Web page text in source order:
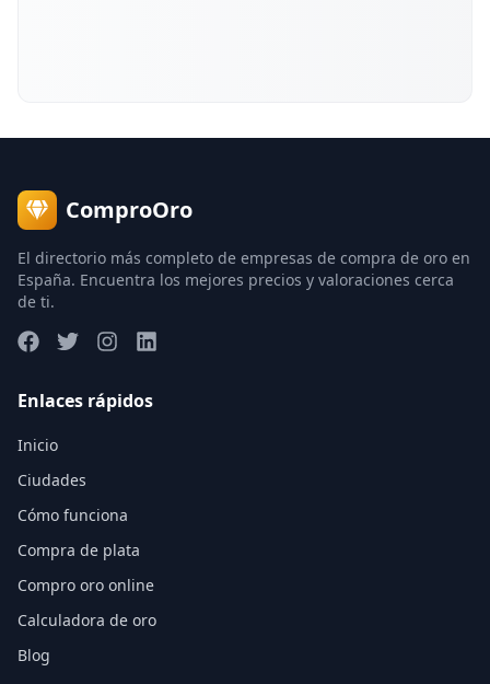
ComproOro
El directorio más completo de empresas de compra de oro en
España. Encuentra los mejores precios y valoraciones cerca
de ti.
Enlaces rápidos
Inicio
Ciudades
Cómo funciona
Compra de plata
Compro oro online
Calculadora de oro
Blog